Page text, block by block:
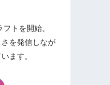
トを開始。
を発信しなが
ます。